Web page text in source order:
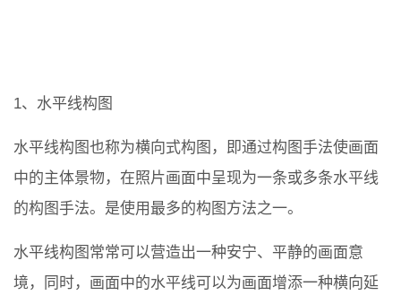
1、水平线构图
水平线构图也称为横向式构图，即通过构图手法使画面
中的主体景物，在照片画面中呈现为一条或多条水平线
的构图手法。是使用最多的构图方法之一。
水平线构图常常可以营造出一种安宁、平静的画面意
境，同时，画面中的水平线可以为画面增添一种横向延